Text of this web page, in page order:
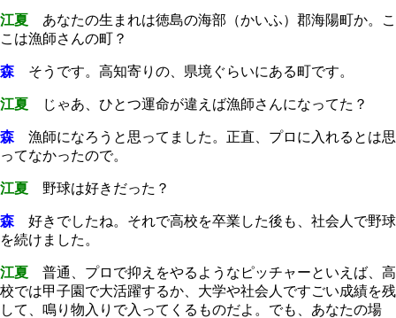
江夏 あなたの生まれは徳島の海部（かいふ）郡海陽町か。こ
こは漁師さんの町？
森 そうです。高知寄りの、県境ぐらいにある町です。
江夏 じゃあ、ひとつ運命が違えば漁師さんになってた？
森 漁師になろうと思ってました。正直、プロに入れるとは思
ってなかったので。
江夏 野球は好きだった？
森 好きでしたね。それで高校を卒業した後も、社会人で野球
を続けました。
江夏 普通、プロで抑えをやるようなピッチャーといえば、高
校では甲子園で大活躍するか、大学や社会人ですごい成績を残
して、鳴り物入りで入ってくるものだよ。でも、あなたの場